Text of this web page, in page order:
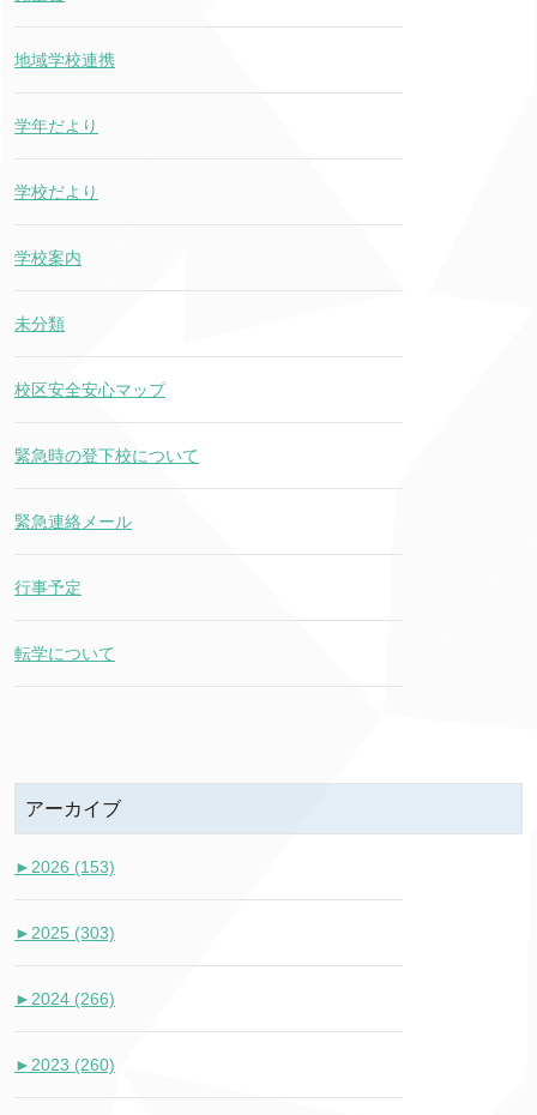
地域学校連携
学年だより
学校だより
学校案内
未分類
校区安全安心マップ
緊急時の登下校について
緊急連絡メール
行事予定
転学について
アーカイブ
► 2026 (153)
► 2025 (303)
► 2024 (266)
► 2023 (260)